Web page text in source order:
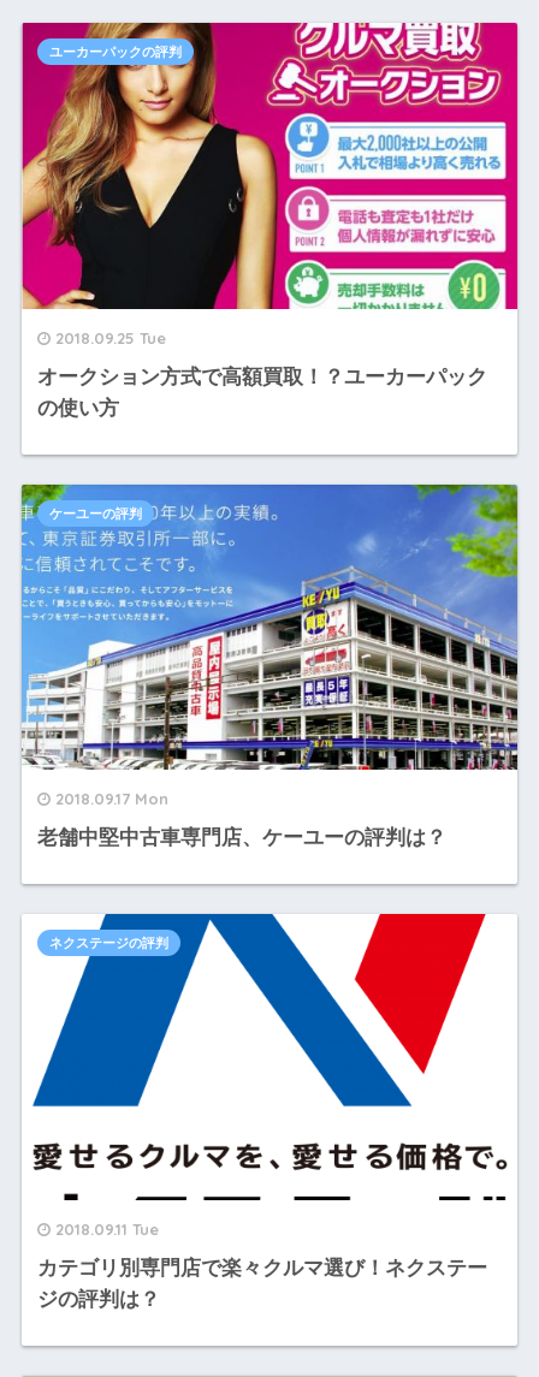
2018.09.25 Tue
オークション方式で高額買取！？ユーカーパック
の使い方
ユーカーパックの評判
2018.09.17 Mon
老舗中堅中古車専門店、ケーユーの評判は？
ケーユーの評判
2018.09.11 Tue
カテゴリ別専門店で楽々クルマ選び！ネクステー
ジの評判は？
ネクステージの評判